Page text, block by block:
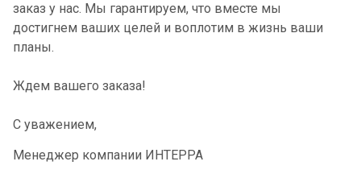
заказ у нас. Мы гарантируем, что вместе мы
достигнем ваших целей и воплотим в жизнь ваши
планы.
Ждем вашего заказа!
С уважением,
Менеджер компании ИНТЕРРА